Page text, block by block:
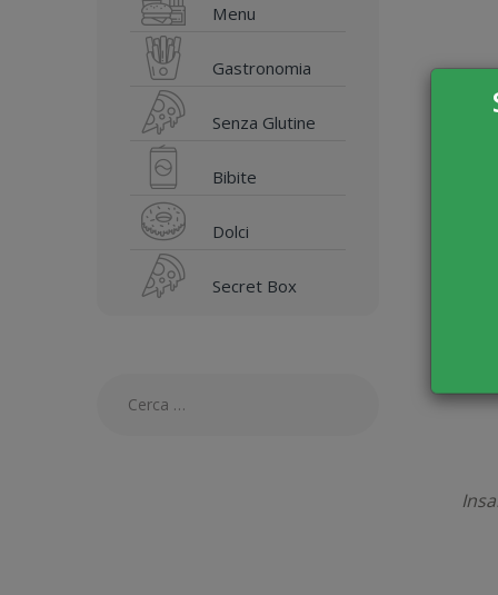
Menu
Gastronomia
Senza Glutine
Bibite
Dolci
Secret Box